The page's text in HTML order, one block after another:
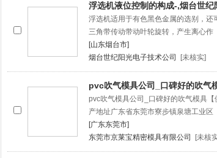
浮选机液位控制的构成-,烟台世纪
浮选机适用于有色黑色金属的选别，
三角带传动带动叶轮旋转，产生离心作
[山东烟台市]
烟台世纪阳光电子技术公司
[未核实]
pvc吹气模具公司_口碑好的吹气
pvc吹气模具公司_口碑好的吹气模具
产地址广东省东莞市寮步镇泉塘工业区
[广东东莞市]
东莞市京莱宝精密模具有限公司
[未核